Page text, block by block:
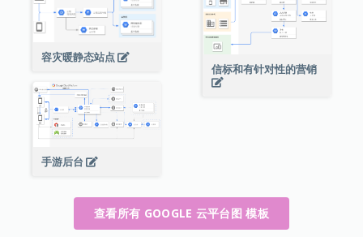
容灾暖静态站点
信标和有针对性的营销
手游后台
查看所有 GOOGLE 云平台图 模板